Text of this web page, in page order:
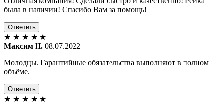
была в наличии! Спасибо Вам за помощь!
Ответить
★ ★ ★ ★ ★
Максим Н. 08.07.2022
Молодцы. Гарантийные обязательства выполняют в полном
объёме.
Ответить
★ ★ ★ ★ ★